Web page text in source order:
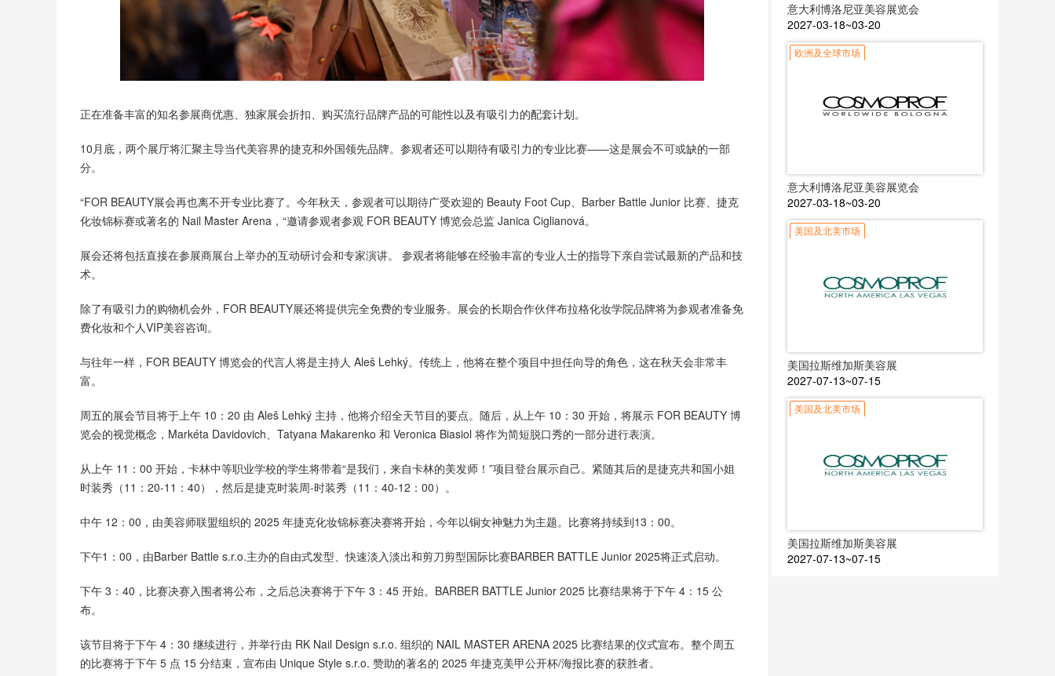
正在准备丰富的知名参展商优惠、独家展会折扣、购买流行品牌产品的可能性以及有吸引力的配套计划。
10月底，两个展厅将汇聚主导当代美容界的捷克和外国领先品牌。参观者还可以期待有吸引力的专业比赛——这是展会不可或缺的一部
分。
“FOR BEAUTY展会再也离不开专业比赛了。今年秋天，参观者可以期待广受欢迎的 Beauty Foot Cup、Barber Battle Junior 比赛、捷克
化妆锦标赛或著名的 Nail Master Arena，“邀请参观者参观 FOR BEAUTY 博览会总监 Janica Ciglianová。
展会还将包括直接在参展商展台上举办的互动研讨会和专家演讲。 参观者将能够在经验丰富的专业人士的指导下亲自尝试最新的产品和技
术。
除了有吸引力的购物机会外，FOR BEAUTY展还将提供完全免费的专业服务。展会的长期合作伙伴布拉格化妆学院品牌将为参观者准备免
费化妆和个人VIP美容咨询。
与往年一样，FOR BEAUTY 博览会的代言人将是主持人 Aleš Lehký。传统上，他将在整个项目中担任向导的角色，这在秋天会非常丰
富。
周五的展会节目将于上午 10：20 由 Aleš Lehký 主持，他将介绍全天节目的要点。随后，从上午 10：30 开始，将展示 FOR BEAUTY 博
览会的视觉概念，Markéta Davidovich、Tatyana Makarenko 和 Veronica Biasiol 将作为简短脱口秀的一部分进行表演。
从上午 11：00 开始，卡林中等职业学校的学生将带着“是我们，来自卡林的美发师！”项目登台展示自己。紧随其后的是捷克共和国小姐
时装秀（11：20-11：40），然后是捷克时装周-时装秀（11：40-12：00）。
中午 12：00，由美容师联盟组织的 2025 年捷克化妆锦标赛决赛将开始，今年以铜女神魅力为主题。比赛将持续到13：00。
下午1：00，由Barber Battle s.r.o.主办的自由式发型、快速淡入淡出和剪刀剪型国际比赛BARBER BATTLE Junior 2025将正式启动。
下午 3：40，比赛决赛入围者将公布，之后总决赛将于下午 3：45 开始。BARBER BATTLE Junior 2025 比赛结果将于下午 4：15 公
布。
该节目将于下午 4：30 继续进行，并举行由 RK Nail Design s.r.o. 组织的 NAIL MASTER ARENA 2025 比赛结果的仪式宣布。整个周五
的比赛将于下午 5 点 15 分结束，宣布由 Unique Style s.r.o. 赞助的著名的 2025 年捷克美甲公开杯/海报比赛的获胜者。
意大利博洛尼亚美容展览会
2027-03-18~03-20
欧洲及全球市场
意大利博洛尼亚美容展览会
2027-03-18~03-20
美国及北美市场
美国拉斯维加斯美容展
2027-07-13~07-15
美国及北美市场
美国拉斯维加斯美容展
2027-07-13~07-15